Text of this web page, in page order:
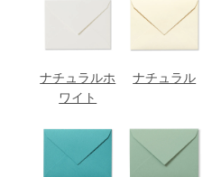
ナチュラルホ
ワイト
ナチュラル